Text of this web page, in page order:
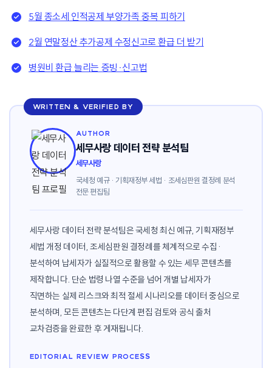
5월 종소세 인적공제 부양가족 중복 피하기
2월 연말정산 추가공제 수정신고로 환급 더 받기
병원비 환급 늘리는 증빙·신고법
WRITTEN & VERIFIED BY
AUTHOR
세무사랑 데이터 전략 분석팀
세무사랑
국세청 예규 · 기획재정부 세법 · 조세심판원 결정례 분석
전문 편집팀
세무사랑 데이터 전략 분석팀은 국세청 최신 예규, 기획재정부
세법 개정 데이터, 조세심판원 결정례를 체계적으로 수집·
분석하여 납세자가 실질적으로 활용할 수 있는 세무 콘텐츠를
제작합니다. 단순 법령 나열 수준을 넘어 개별 납세자가
직면하는 실제 리스크와 최적 절세 시나리오를 데이터 중심으로
분석하며, 모든 콘텐츠는 다단계 편집 검토와 공식 출처
교차검증을 완료한 후 게재됩니다.
EDITORIAL REVIEW PROCESS